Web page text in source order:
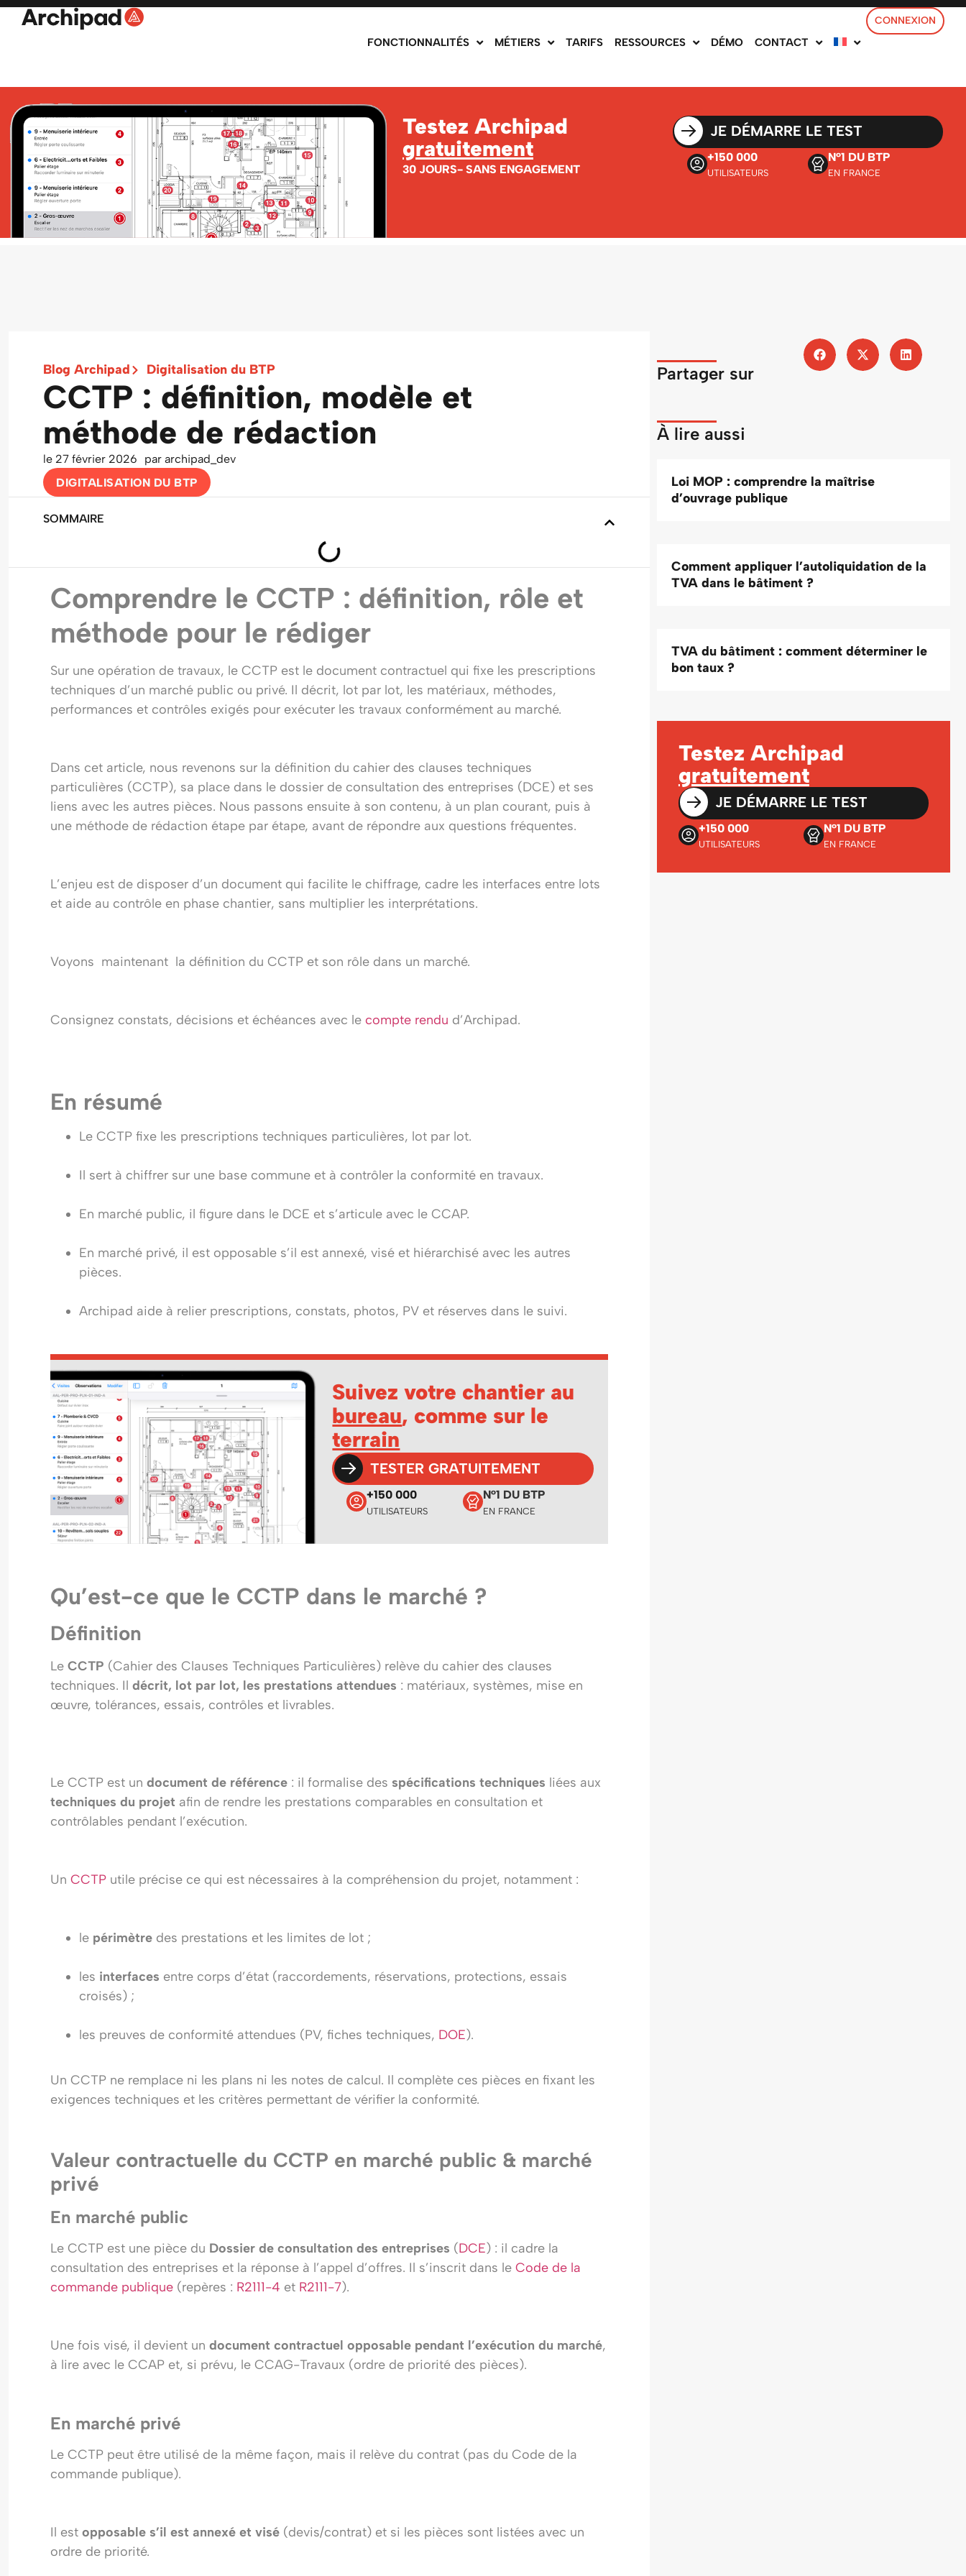
FONCTIONNALITÉS MÉTIERS TARIFS RESSOURCES DÉMO CONTACT
CONNEXION
Testez Archipad
gratuitement
30 JOURS- SANS ENGAGEMENT
JE DÉMARRE LE TEST
+150 000
UTILISATEURS
N°1 DU BTP
EN FRANCE
Blog Archipad Digitalisation du BTP
CCTP : définition, modèle et
méthode de rédaction
le 27 février 2026 par archipad_dev
DIGITALISATION DU BTP
SOMMAIRE
Comprendre le CCTP : définition, rôle et
méthode pour le rédiger
Sur une opération de travaux, le CCTP est le document contractuel qui fixe les prescriptions
techniques d’un marché public ou privé. Il décrit, lot par lot, les matériaux, méthodes,
performances et contrôles exigés pour exécuter les travaux conformément au marché.
Dans cet article, nous revenons sur la définition du cahier des clauses techniques
particulières (CCTP), sa place dans le dossier de consultation des entreprises (DCE) et ses
liens avec les autres pièces. Nous passons ensuite à son contenu, à un plan courant, puis à
une méthode de rédaction étape par étape, avant de répondre aux questions fréquentes.
L’enjeu est de disposer d’un document qui facilite le chiffrage, cadre les interfaces entre lots
et aide au contrôle en phase chantier, sans multiplier les interprétations.
Voyons maintenant la définition du CCTP et son rôle dans un marché.
Consignez constats, décisions et échéances avec le compte rendu d’Archipad.
En résumé
Le CCTP fixe les prescriptions techniques particulières, lot par lot.
Il sert à chiffrer sur une base commune et à contrôler la conformité en travaux.
En marché public, il figure dans le DCE et s’articule avec le CCAP.
En marché privé, il est opposable s’il est annexé, visé et hiérarchisé avec les autres
pièces.
Archipad aide à relier prescriptions, constats, photos, PV et réserves dans le suivi.
Suivez votre chantier au
bureau, comme sur le
terrain
TESTER GRATUITEMENT
+150 000
UTILISATEURS
N°1 DU BTP
EN FRANCE
Qu’est-ce que le CCTP dans le marché ?
Définition
Le CCTP (Cahier des Clauses Techniques Particulières) relève du cahier des clauses
techniques. Il décrit, lot par lot, les prestations attendues : matériaux, systèmes, mise en
œuvre, tolérances, essais, contrôles et livrables.
Le CCTP est un document de référence : il formalise des spécifications techniques liées aux
techniques du projet afin de rendre les prestations comparables en consultation et
contrôlables pendant l’exécution.
Un CCTP utile précise ce qui est nécessaires à la compréhension du projet, notamment :
le périmètre des prestations et les limites de lot ;
les interfaces entre corps d’état (raccordements, réservations, protections, essais
croisés) ;
les preuves de conformité attendues (PV, fiches techniques, DOE).
Un CCTP ne remplace ni les plans ni les notes de calcul. Il complète ces pièces en fixant les
exigences techniques et les critères permettant de vérifier la conformité.
Valeur contractuelle du CCTP en marché public & marché
privé
En marché public
Le CCTP est une pièce du Dossier de consultation des entreprises (DCE) : il cadre la
consultation des entreprises et la réponse à l’appel d’offres. Il s’inscrit dans le Code de la
commande publique (repères : R2111-4 et R2111-7).
Une fois visé, il devient un document contractuel opposable pendant l’exécution du marché,
à lire avec le CCAP et, si prévu, le CCAG-Travaux (ordre de priorité des pièces).
En marché privé
Le CCTP peut être utilisé de la même façon, mais il relève du contrat (pas du Code de la
commande publique).
Il est opposable s’il est annexé et visé (devis/contrat) et si les pièces sont listées avec un
ordre de priorité.
Partager sur
À lire aussi
Loi MOP : comprendre la maîtrise
d’ouvrage publique
Comment appliquer l’autoliquidation de la
TVA dans le bâtiment ?
TVA du bâtiment : comment déterminer le
bon taux ?
Testez Archipad
gratuitement
JE DÉMARRE LE TEST
+150 000
UTILISATEURS
N°1 DU BTP
EN FRANCE